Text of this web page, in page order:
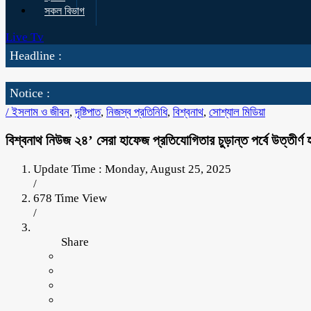
সকল বিভাগ
Live Tv
Headline :
Notice :
/ইসলাম ও জীবন,দৃষ্টিপাত, নিজস্ব প্রতিনিধি, বিশ্বনাথ, সোশ্যাল মিডিয়া
বিশ্বনাথ নিউজ ২৪’ সেরা হাফেজ প্রতিযোগিতার চুড়ান্ত পর্বে উত্তীর্ণ
Update Time : Monday, August 25, 2025
/
678 Time View
/
Share